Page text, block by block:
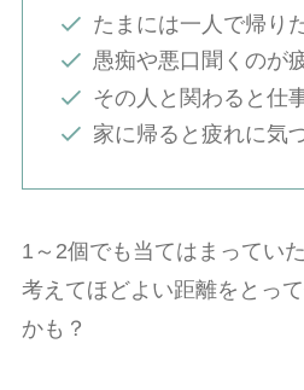
たまには一人で帰り
愚痴や悪口聞くのが
その人と関わると仕
家に帰ると疲れに気
1～2個でも当てはまってい
考えてほどよい距離をとっ
かも？